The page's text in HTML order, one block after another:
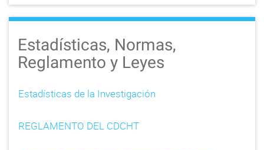
Estadísticas, Normas,
Reglamento y Leyes
Estadísticas de la Investigación
REGLAMENTO DEL CDCHT